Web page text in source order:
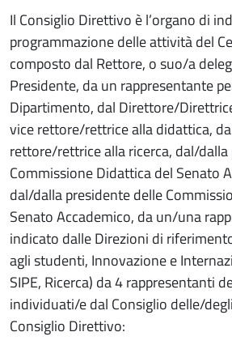
Il Consiglio Direttivo è l’organo di
programmazione delle attività del
composto dal Rettore, o suo/a
Presidente, da un rappresentante
Dipartimento, dal Direttore/
vice rettore/rettrice alla didattica,
rettore/rettrice alla ricerca, dal/
Commissione Didattica del Senato
dal/dalla presidente delle
Senato Accademico, da un/una
indicato dalle Direzioni di
agli studenti, Innovazione e
SIPE, Ricerca) da 4 rappresentanti
individuati/e dal Consiglio delle/
Consiglio Direttivo: